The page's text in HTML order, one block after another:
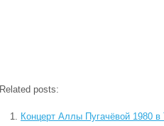
Related posts:
Концерт Аллы Пугачёвой 1980 в